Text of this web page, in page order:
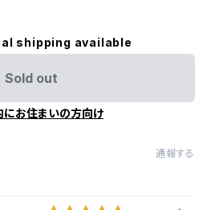
shipping available
Sold out
にお住まいの方向け
通報する